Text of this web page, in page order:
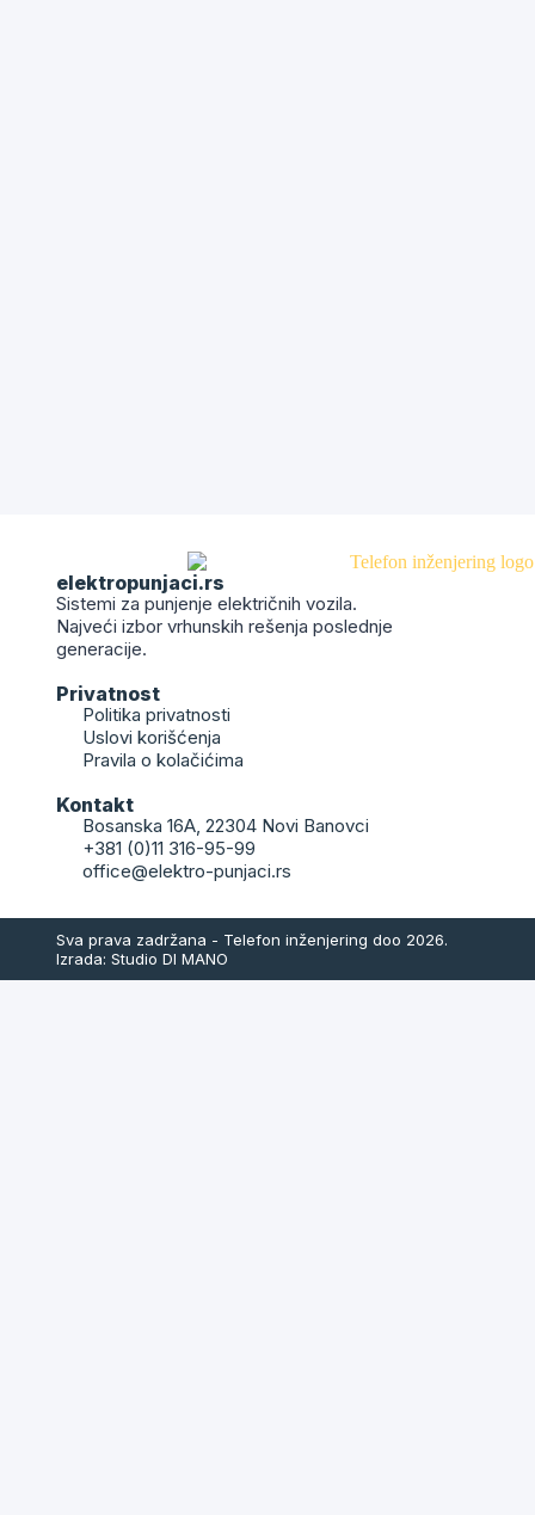
elektropunjaci.rs
Sistemi za punjenje električnih vozila.
Najveći izbor vrhunskih rešenja poslednje
generacije.
Privatnost
Politika privatnosti
Uslovi korišćenja
Pravila o kolačićima
Kontakt
Bosanska 16A, 22304 Novi Banovci
+381 (0)11 316-95-99
office@elektro-punjaci.rs
Sva prava zadržana - Telefon inženjering doo 2026.
Izrada: Studio DI MANO